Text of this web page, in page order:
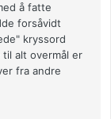
å fatte
forsåvidt
kryssord
alt overmål er
fra andre